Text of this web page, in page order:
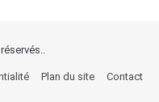
Plan du site
Contact